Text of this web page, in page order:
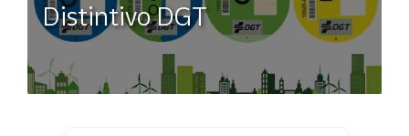
Distintivo DGT